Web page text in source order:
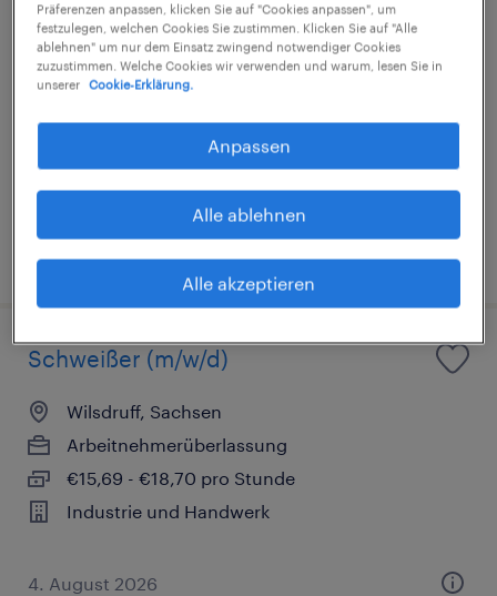
Mechatroniker (m/w/d)
Arbeitnehmerüberlassung
€18,22 - €19,38 pro Stunde
Industrie und Handwerk
31. Juli 2026
Schweißer (m/w/d)
Wilsdruff, Sachsen
Arbeitnehmerüberlassung
€15,69 - €18,70 pro Stunde
Industrie und Handwerk
4. August 2026
Präferenzen anpassen, klicken Sie auf "Cookies anpassen", um
festzulegen, welchen Cookies Sie zustimmen. Klicken Sie auf "Alle
ablehnen" um nur dem Einsatz zwingend notwendiger Cookies
zuzustimmen. Welche Cookies wir verwenden und warum, lesen Sie in
unserer
Cookie-Erklärung.
Anpassen
Alle ablehnen
Alle akzeptieren